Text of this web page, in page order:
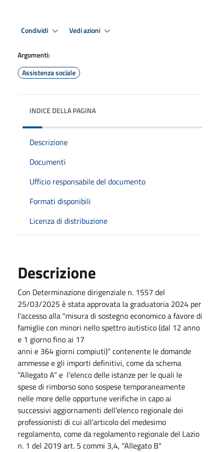
Condividi Vedi azioni
Argomenti:
Assistenza sociale
INDICE DELLA PAGINA
Descrizione
Documenti
Ufficio responsabile del documento
Formati disponibili
Licenza di distribuzione
Descrizione
Con Determinazione dirigenziale n. 1557 del
25/03/2025 è stata approvata la graduatoria 2024 per
l'accesso alla "misura di sostegno economico a favore di
famiglie con minori nello spettro autistico (dal 12 anno
e 1 giorno fino ai 17
anni e 364 giorni compiuti)" contenente le domande
ammesse e gli importi definitivi, come da schema
"Allegato A” e l’elenco delle istanze per le quali le
spese di rimborso sono sospese temporaneamente
nelle more delle opportune verifiche in capo ai
successivi aggiornamenti dell’elenco regionale dei
professionisti di cui all’articolo del medesimo
regolamento, come da regolamento regionale del Lazio
n. 1 del 2019 art. 5 commi 3,4, "Allegato B"